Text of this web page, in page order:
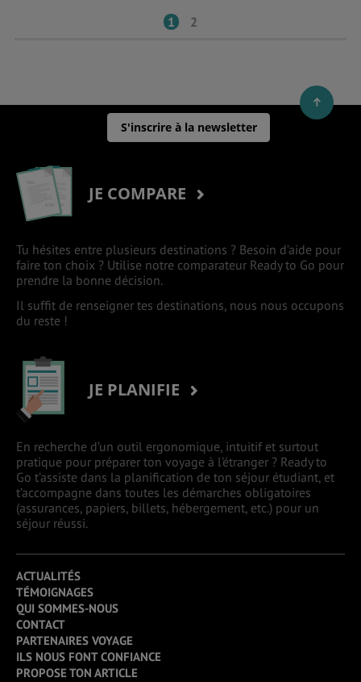
1 2
S'inscrire à la newsletter
JE COMPARE
Tu hésites entre plusieurs destinations ? Besoin d’aide pour
faire ton choix ? Utilise notre comparateur Ready to Go pour
prendre la bonne décision.
Il suffit de renseigner tes destinations, nous nous occupons
du reste !
JE PLANIFIE
En recherche d’un outil ergonomique, intuitif et surtout
pratique pour préparer ton voyage à l’étranger ? Ready to
Go t’assiste dans la planification de ton séjour étudiant, et
t’accompagne dans toutes les démarches obligatoires
(assurances, papiers, billets, hébergement, etc.) pour un
séjour réussi.
ACTUALITÉS
TÉMOIGNAGES
QUI SOMMES-NOUS
CONTACT
PARTENAIRES VOYAGE
ILS NOUS FONT CONFIANCE
PROPOSE TON ARTICLE